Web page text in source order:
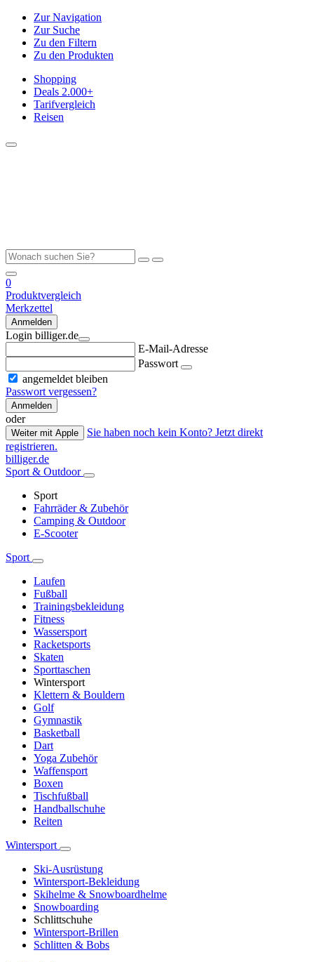
Zur Navigation
Zur Suche
Zu den Filtern
Zu den Produkten
Shopping
Deals 2.000+
Tarifvergleich
Reisen
0
Produktvergleich
Merkzettel
Anmelden
Login billiger.de
E-Mail-Adresse
Passwort
angemeldet bleiben
Passwort vergessen?
Anmelden
oder
Weiter mit Apple
Sie haben noch kein Konto? Jetzt direkt
registrieren.
billiger.de
Sport & Outdoor
Sport
Fahrräder & Zubehör
Camping & Outdoor
E-Scooter
Sport
Laufen
Fußball
Trainingsbekleidung
Fitness
Wassersport
Racketsports
Skaten
Sporttaschen
Wintersport
Klettern & Bouldern
Golf
Gymnastik
Basketball
Dart
Yoga Zubehör
Waffensport
Boxen
Tischfußball
Handballschuhe
Reiten
Wintersport
Ski-Ausrüstung
Wintersport-Bekleidung
Skihelme & Snowboardhelme
Snowboarding
Schlittschuhe
Wintersport-Brillen
Schlitten & Bobs